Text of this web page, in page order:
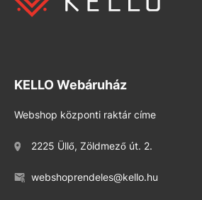
KELLO Webáruház
Webshop központi raktár címe
2225 Üllő, Zöldmező út. 2.
webshoprendeles@kello.hu